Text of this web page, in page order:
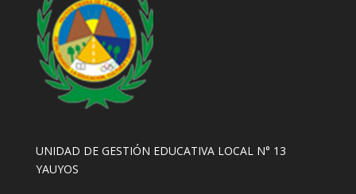
UNIDAD DE GESTIÓN EDUCATIVA LOCAL N° 13
YAUYOS